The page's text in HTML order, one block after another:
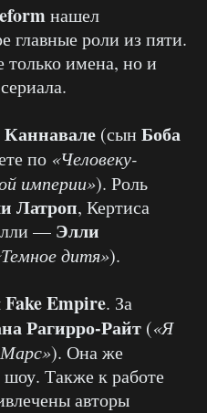
нашел
главные роли из пяти.
только имена, но и
(сын Боба
по «Человеку-
империи»). Роль
Латроп, Кертиса
— Элли
дитя»).
Fake Empire. За
Рагирро-Райт («Я
). Она же
Также к работе
авторы